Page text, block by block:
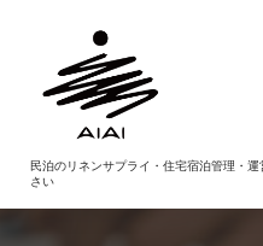
民泊のリネンサプライ・住宅宿泊管理・
さい